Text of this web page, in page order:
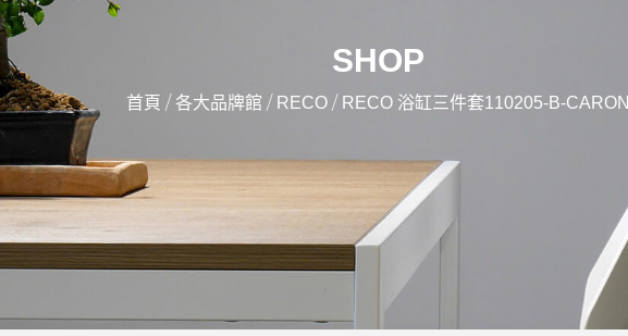
SHOP
首頁 / 各大品牌館 / RECO/ RECO 浴缸三件套110205-B-CARON